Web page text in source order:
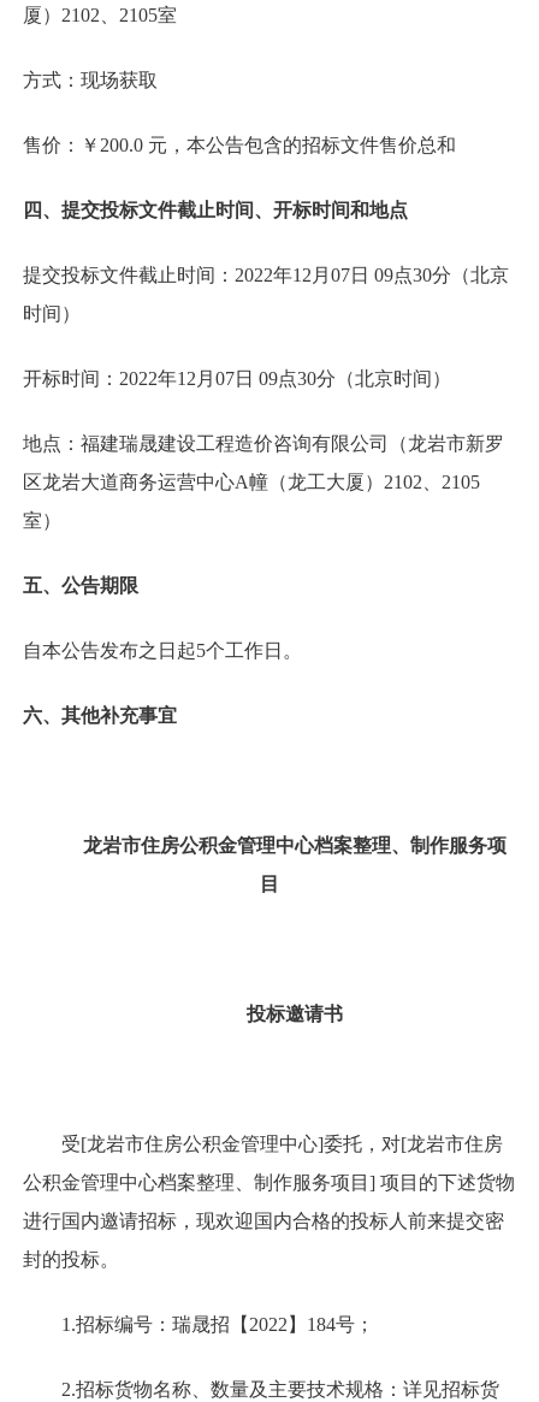
厦）2102、2105室
方式：现场获取
售价：￥200.0 元，本公告包含的招标文件售价总和
四、提交投标文件截止时间、开标时间和地点
提交投标文件截止时间：2022年12月07日 09点30分（北京
时间）
开标时间：2022年12月07日 09点30分（北京时间）
地点：福建瑞晟建设工程造价咨询有限公司（龙岩市新罗
区龙岩大道商务运营中心A幢（龙工大厦）2102、2105
室）
五、公告期限
自本公告发布之日起5个工作日。
六、其他补充事宜
龙岩市住房公积金管理中心档案整理、制作服务项
目
投标邀请书
受[龙岩市住房公积金管理中心]委托，对[龙岩市住房
公积金管理中心档案整理、制作服务项目] 项目的下述货物
进行国内邀请招标，现欢迎国内合格的投标人前来提交密
封的投标。
1.招标编号：瑞晟招【2022】184号；
2.招标货物名称、数量及主要技术规格：详见招标货